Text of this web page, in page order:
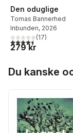
Den oduglige
Tomas Bannerhed
Inbunden, 2026
4,5utav 5 stjärnor.
(17)
279 kr
Du kanske